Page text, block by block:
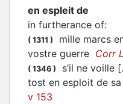
en espleit de
in furtherance of:
( 1311 )
mille marcs
vostre guerre Corr
( 1346 )
s’il ne voille
tost en esploit de
v 153